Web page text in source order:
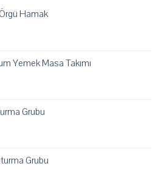
Hamak
Yemek Masa Takımı
Grubu
Grubu